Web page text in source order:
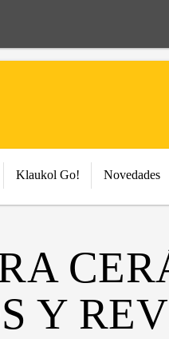
Klaukol Go! Novedades
Y